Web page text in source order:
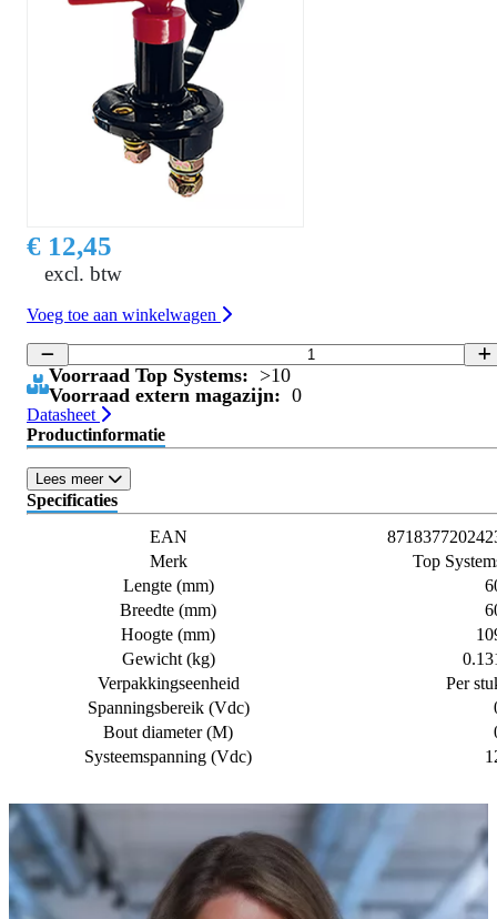
€ 12,45
excl. btw
Voeg toe aan winkelwagen
Voorraad Top Systems: >10
Voorraad extern magazijn: 0
Datasheet
Productinformatie
Lees meer
Specificaties
EAN
Merk
Top
Lengte (mm)
Breedte (mm)
Hoogte (mm)
Gewicht (kg)
Verpakkingseenheid
Per
Spanningsbereik (Vdc)
Bout diameter (M)
Systeemspanning (Vdc)